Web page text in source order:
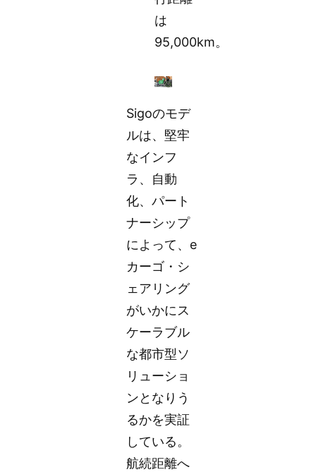
は
95,000km。
Sigoのモデ
ルは、堅牢
なインフ
ラ、自動
化、パート
ナーシップ
によって、e
カーゴ・シ
ェアリング
がいかにス
ケーラブル
な都市型ソ
リューショ
ンとなりう
るかを実証
している。
航続距離へ